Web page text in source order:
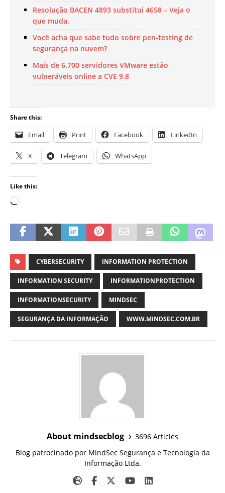
Resolução BACEN 4893 substitui 4658 – Veja o
que muda.
Você acha que sabe tudo sobre pen-testing de
segurança na nuvem?
Mais de 6.700 servidores VMware estão
vulneráveis online a CVE 9.8
Share this:
Email Print Facebook LinkedIn
X Telegram WhatsApp
Like this:
CYBERSECURITY INFORMATION PROTECTION
INFORMATION SECURITY INFORMATIONPROTECTION
INFORMATIONSECURITY MINDSEC
SEGURANÇA DA INFORMAÇÃO WWW.MINDSEC.COM.BR
About mindsecblog
3696 Articles
Blog patrocinado por MindSec Segurança e Tecnologia da
Informação Ltda.